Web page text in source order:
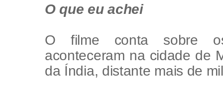
O que eu achei
O filme conta sobre
aconteceram na cidade de
da Índia, distante mais de